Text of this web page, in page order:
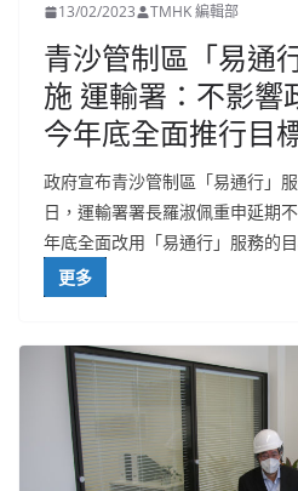
13/02/2023 TMHK 編輯部
青沙管制區「易通
施 運輸署：不影響
今年底全面推行目
政府宣布青沙管制區「易通行」
日，運輸署署長羅淑佩重申延期
年底全面改用「易通行」服務的目
更多